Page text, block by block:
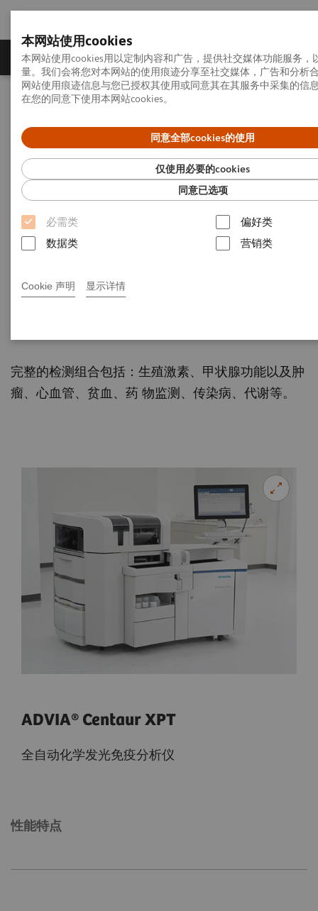
本网站使用cookies
本网站使用cookies用以定制内容和广告，提供社交媒体功能服务，
量。我们会将您对本网站的使用痕迹分享至社交媒体，广告和分析
网站使用痕迹信息与您已授权其使用或同意其在其服务中采集的信
在您的同意下使用本网站cookies。
同意全部cookies的使用
仅使用必要的cookies
同意已选项
必需类
偏好类
数据类
营销类
Cookie 声明 显示详情
产品一览 疾病与临床解决方案 相关信息
首页 实验室诊断 化学发光检测系统
ADVIA
Centaur XPT 全自动化学
发光免疫分析仪
ADVIA Centaur XPT 是一台全自动化学发光免疫分析
工作性能，满足了不断增长的提供可靠、快速检 测
完整的检测组合包括：生殖激素、甲状腺功能以及肿
瘤、心血管、贫血、药 物监测、传染病、代谢等。
ADVIA® Centaur XPT
全自动化学发光免疫分析仪
性能特点